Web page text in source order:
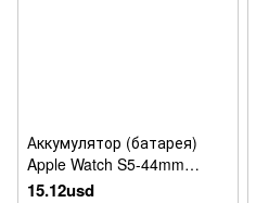
Аккумулятор (батарея)
Apple Watch S5-44mm
A2181 (296 mAh) Original
15.12usd